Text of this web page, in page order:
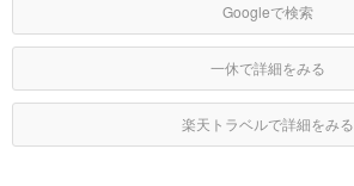
Googleで検索
一休で詳細をみる
楽天トラベルで詳細をみる